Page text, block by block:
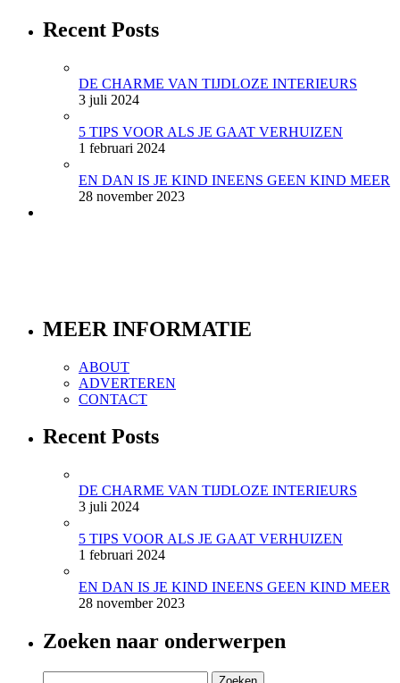
Recent Posts
DE CHARME VAN TIJDLOZE INTERIEURS
3 juli 2024
5 TIPS VOOR ALS JE GAAT VERHUIZEN
1 februari 2024
EN DAN IS JE KIND INEENS GEEN KIND MEER
28 november 2023
MEER INFORMATIE
ABOUT
ADVERTEREN
CONTACT
Recent Posts
DE CHARME VAN TIJDLOZE INTERIEURS
3 juli 2024
5 TIPS VOOR ALS JE GAAT VERHUIZEN
1 februari 2024
EN DAN IS JE KIND INEENS GEEN KIND MEER
28 november 2023
Zoeken naar onderwerpen